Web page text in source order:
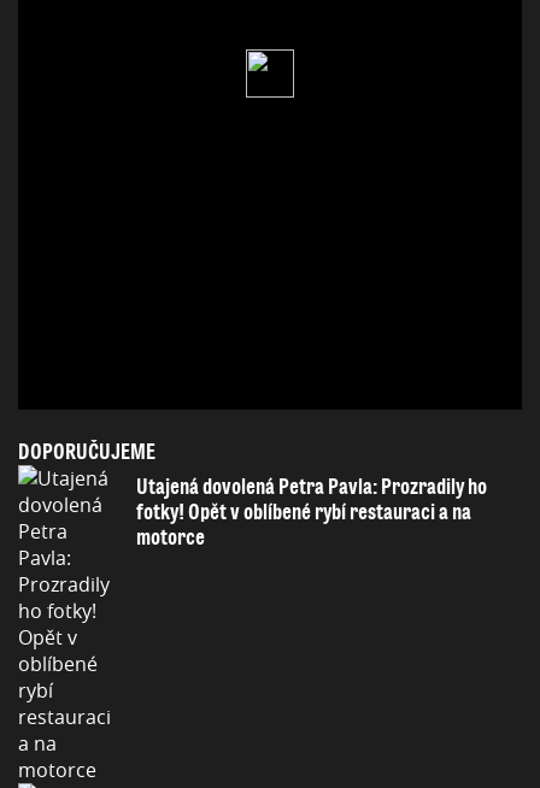
DOPORUČUJEME
Utajená dovolená Petra Pavla: Prozradily ho
fotky! Opět v oblíbené rybí restauraci a na
motorce